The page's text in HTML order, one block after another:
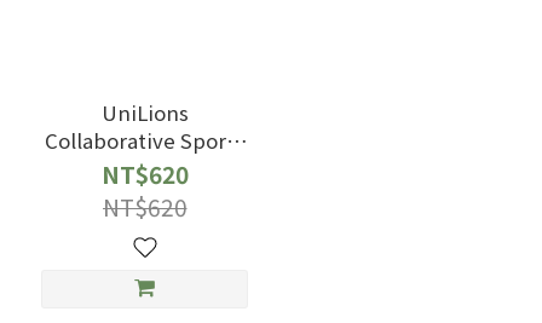
UniLions
Collaborative Sports
Socks Orange Black
NT$620
NT$620